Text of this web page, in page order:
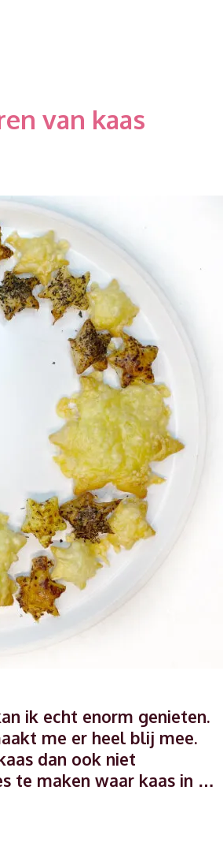
van kaas
ik echt enorm genieten.
me er heel blij mee.
dan ook niet
te maken waar kaas in …